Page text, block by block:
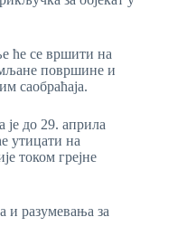
ће се вршити на
површине и
саобраћаја.
је до 29. априла
утицати на
током грејне
и разумевања за